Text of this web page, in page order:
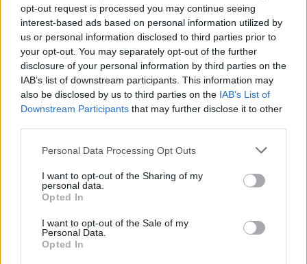
opt-out request is processed you may continue seeing
interest-based ads based on personal information utilized by
us or personal information disclosed to third parties prior to
your opt-out. You may separately opt-out of the further
disclosure of your personal information by third parties on the
IAB’s list of downstream participants. This information may
also be disclosed by us to third parties on the IAB’s List of
Downstream Participants that may further disclose it to other
Personal Data Processing Opt Outs
I want to opt-out of the Sharing of my
personal data.
Opted In
I want to opt-out of the Sale of my
Personal Data.
Opted In
Mazda konfirmon rikthimin e
CX-3, gjenerata e re pritet në
vitin 2027
Valverde rrëfen befasinë nga
Arrestohet 73-vjeçari në Krujë,
dhe flakët u përhapën drejt